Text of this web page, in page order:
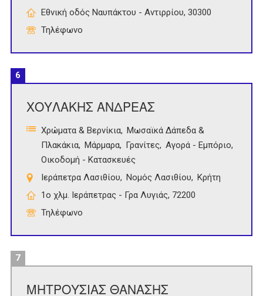
Εθνική οδός Ναυπάκτου - Αντιρρίου, 30300
Τηλέφωνο
6
ΧΟΥΛΑΚΗΣ ΑΝΔΡΕΑΣ
Χρώματα & Βερνίκια
Μωσαϊκά Δάπεδα &
Πλακάκια
Μάρμαρα Γρανίτες
Αγορά - Εμπόριο
Οικοδομή - Κατασκευές
Ιεράπετρα Λασιθίου
Νομός Λασιθίου
Κρήτη
1ο χλμ. Ιεράπετρας - Γρα Λυγιάς, 72200
Τηλέφωνο
7
ΜΗΤΡΟΥΣΙΑΣ ΘΑΝΑΣΗΣ